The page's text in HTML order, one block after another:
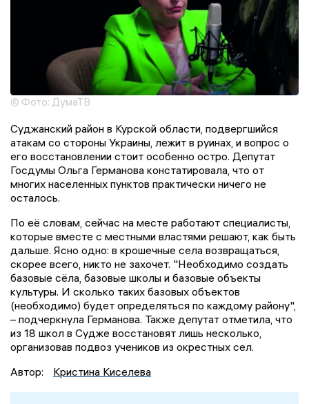
© Фото: ДумаТВ
Суджанский район в Курской области, подвергшийся
атакам со стороны Украины, лежит в руинах, и вопрос о
его восстановлении стоит особенно остро. Депутат
Госдумы Ольга Германова констатировала, что от
многих населенных пунктов практически ничего не
осталось.
По её словам, сейчас на месте работают специалисты,
которые вместе с местными властями решают, как быть
дальше. Ясно одно: в крошечные села возвращаться,
скорее всего, никто не захочет. "Необходимо создать
базовые сёла, базовые школы и базовые объекты
культуры. И сколько таких базовых объектов
(необходимо) будет определяться по каждому району",
– подчеркнула Германова. Также депутат отметила, что
из 18 школ в Судже восстановят лишь несколько,
организовав подвоз учеников из окрестных сел.
Автор:
Кристина Киселева